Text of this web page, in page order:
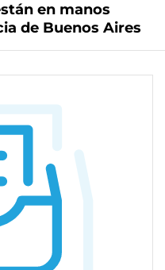
en manos
de Buenos Aires